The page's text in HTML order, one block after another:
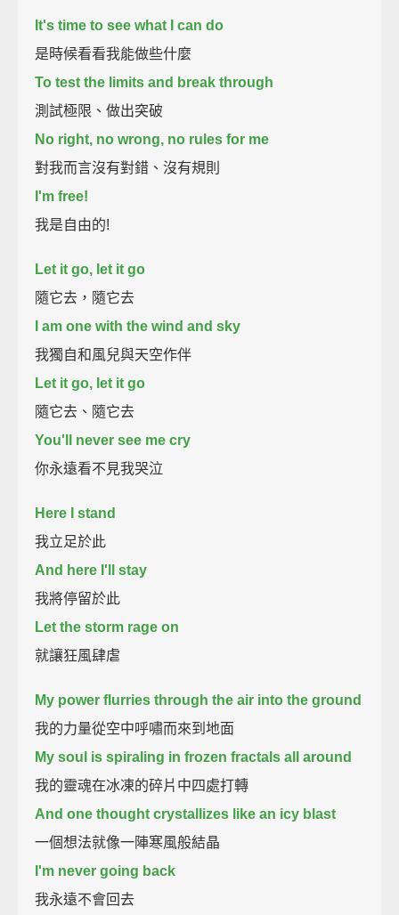
It's time to see what I can do
是時候看看我能做些什麼
To test the limits and break through
測試極限、做出突破
No right, no wrong, no rules for me
對我而言沒有對錯、沒有規則
I'm free!
我是自由的!
Let it go, let it go
隨它去，隨它去
I am one with the wind and sky
我獨自和風兒與天空作伴
Let it go, let it go
隨它去、隨它去
You'll never see me cry
你永遠看不見我哭泣
Here I stand
我立足於此
And here I'll stay
我將停留於此
Let the storm rage on
就讓狂風肆虐
My power flurries through the air into the ground
我的力量從空中呼嘯而來到地面
My soul is spiraling in frozen fractals all around
我的靈魂在冰凍的碎片中四處打轉
And one thought crystallizes like an icy blast
一個想法就像一陣寒風般結晶
I'm never going back
我永遠不會回去